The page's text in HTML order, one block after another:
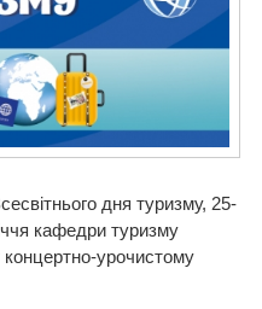
дня туризму, 25-
кафедри туризму
урочистому